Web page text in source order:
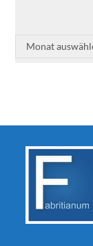
Archiv
Monat